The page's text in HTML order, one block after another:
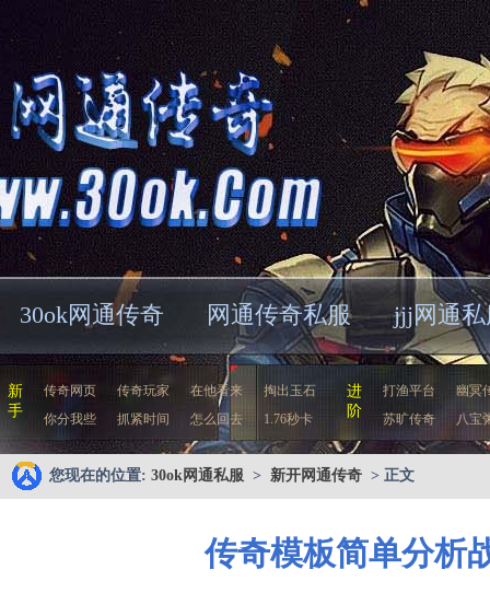
30ok网通传奇 网通传奇私服 jjj网通私
新
手
传奇网页 传奇玩家 在他看来
掏出玉石
你分我些
抓紧时间 怎么回去 1.76秒卡
进
阶
打渔平台
幽冥
苏旷传奇
八宝
您现在的位置: 30ok网通私服 > 新开网通传奇 > 正文
传奇模板简单分析